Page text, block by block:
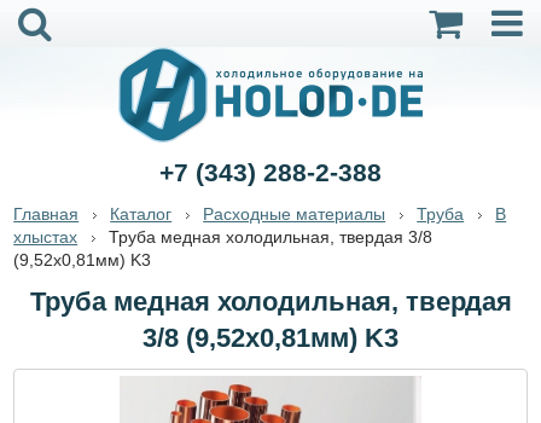
+7 (343) 288-2-388
Главная Каталог Расходные материалы Труба
В
хлыстах
Труба медная холодильная, твердая 3/8
(9,52х0,81мм) K3
Труба медная холодильная, твердая
3/8 (9,52х0,81мм) K3